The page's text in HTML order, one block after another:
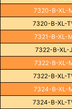
7320-B-XL-
7320-B-XL-
7321-B-XL-
7322-B-XL-
7322-B-XL-
7322-B-XL-
7324-B-XL-
7324-B-XL-